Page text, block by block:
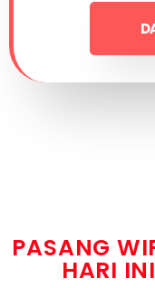
PASANG
HARI